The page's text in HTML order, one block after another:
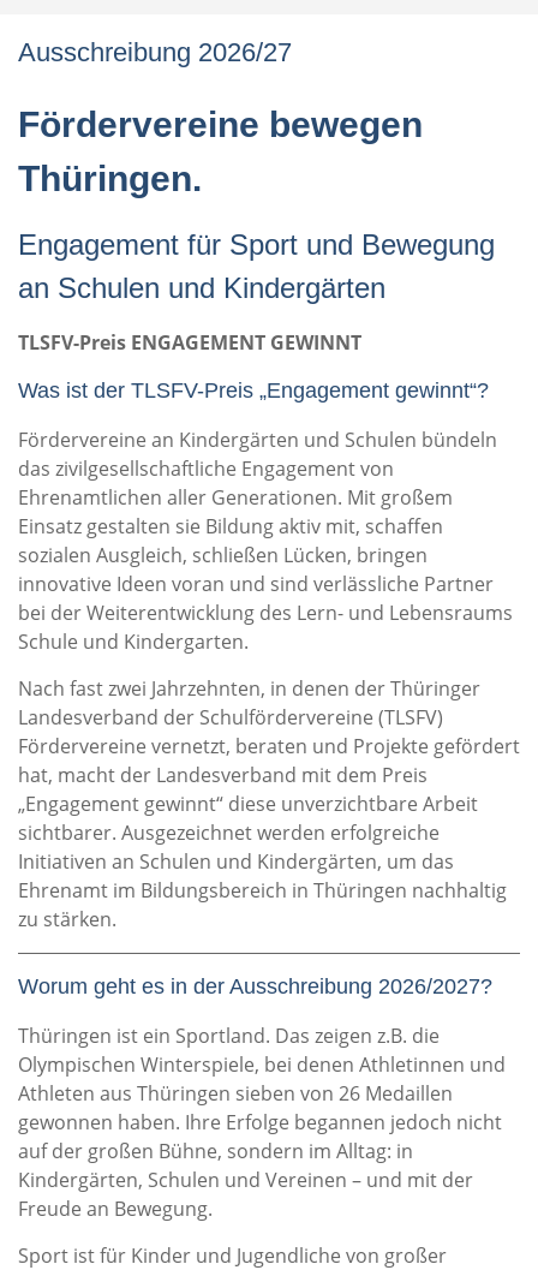
Ausschreibung 2026/27
Fördervereine bewegen
Thüringen.
Engagement für Sport und Bewegung
an Schulen und Kindergärten
TLSFV-Preis ENGAGEMENT GEWINNT
Was ist der TLSFV-Preis „Engagement gewinnt“?
Fördervereine an Kindergärten und Schulen bündeln
das zivilgesellschaftliche Engagement von
Ehrenamtlichen aller Generationen. Mit großem
Einsatz gestalten sie Bildung aktiv mit, schaffen
sozialen Ausgleich, schließen Lücken, bringen
innovative Ideen voran und sind verlässliche Partner
bei der Weiterentwicklung des Lern- und Lebensraums
Schule und Kindergarten.
Nach fast zwei Jahrzehnten, in denen der Thüringer
Landesverband der Schulfördervereine (TLSFV)
Fördervereine vernetzt, beraten und Projekte gefördert
hat, macht der Landesverband mit dem Preis
„Engagement gewinnt“ diese unverzichtbare Arbeit
sichtbarer. Ausgezeichnet werden erfolgreiche
Initiativen an Schulen und Kindergärten, um das
Ehrenamt im Bildungsbereich in Thüringen nachhaltig
zu stärken.
Worum geht es in der Ausschreibung 2026/2027?
Thüringen ist ein Sportland. Das zeigen z.B. die
Olympischen Winterspiele, bei denen Athletinnen und
Athleten aus Thüringen sieben von 26 Medaillen
gewonnen haben. Ihre Erfolge begannen jedoch nicht
auf der großen Bühne, sondern im Alltag: in
Kindergärten, Schulen und Vereinen – und mit der
Freude an Bewegung.
Sport ist für Kinder und Jugendliche von großer